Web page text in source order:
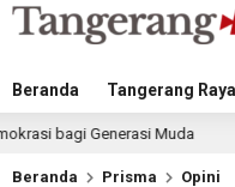
Beranda Tangerang Raya
18 jam lalu Satlantas
Beranda Prisma Opini